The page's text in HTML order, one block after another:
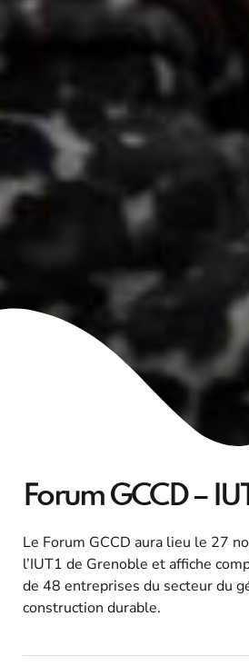
Forum GCCD – IUT1
Le Forum GCCD aura lieu le 27
l’IUT1 de Grenoble et affiche
de 48 entreprises du secteur du
construction durable.